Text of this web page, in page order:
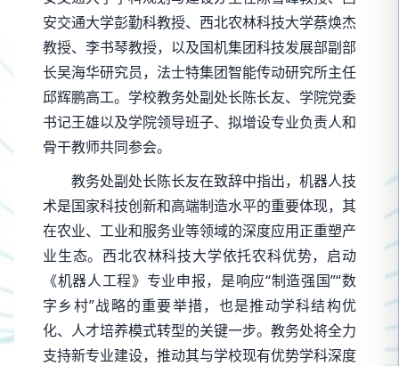
安交通大学彭勤科教授、西北农林科技大学蔡焕杰
教授、李书琴教授，以及国机集团科技发展部副部
长吴海华研究员，法士特集团智能传动研究所主任
邱辉鹏高工。学校教务处副处长陈长友、学院党委
书记王雄以及学院领导班子、拟增设专业负责人和
骨干教师共同参会。
教务处副处长陈长友在致辞中指出，机器人技
术是国家科技创新和高端制造水平的重要体现，其
在农业、工业和服务业等领域的深度应用正重塑产
业生态。西北农林科技大学依托农科优势，启动
《机器人工程》专业申报，是响应“制造强国”“数
字乡村”战略的重要举措，也是推动学科结构优
化、人才培养模式转型的关键一步。教务处将全力
支持新专业建设，推动其与学校现有优势学科深度